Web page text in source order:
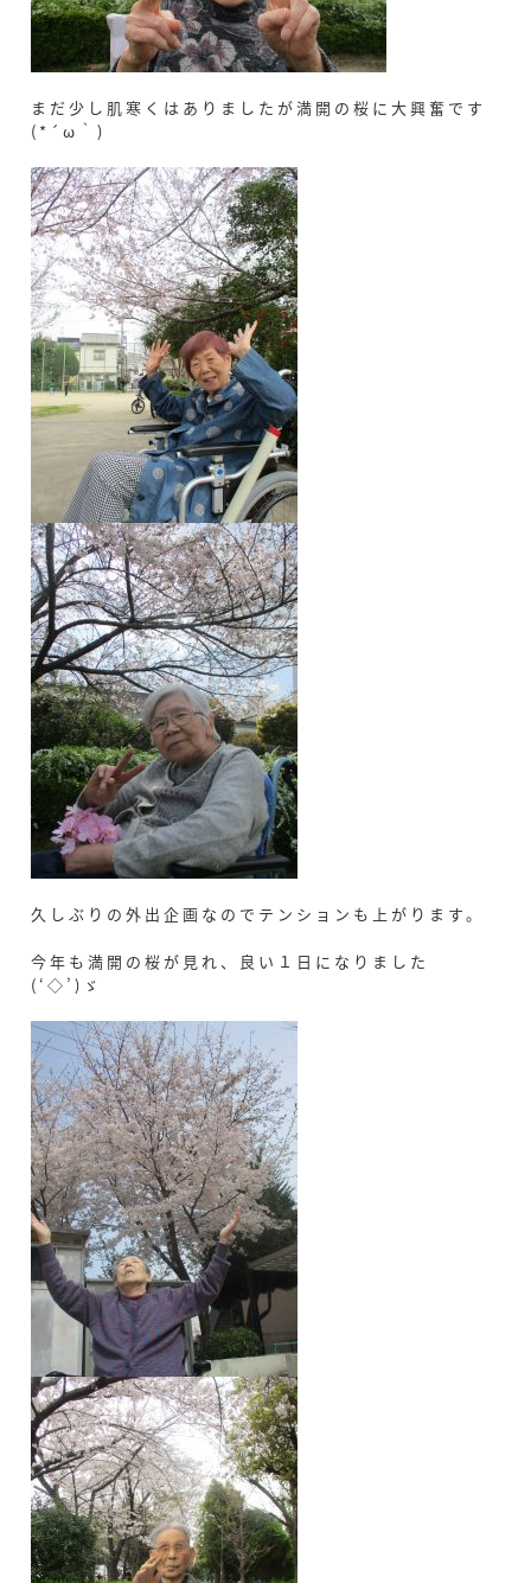
まだ少し肌寒くはありましたが満開の桜に大興奮です
(*´ω｀)
久しぶりの外出企画なのでテンションも上がります。
今年も満開の桜が見れ、良い１日になりました
(‘◇’)ゞ